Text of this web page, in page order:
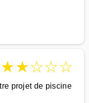
★★☆☆☆
projet de piscine